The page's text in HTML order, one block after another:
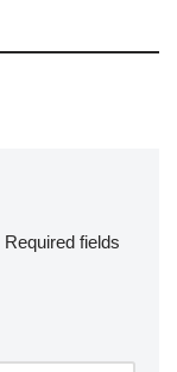
Required fields